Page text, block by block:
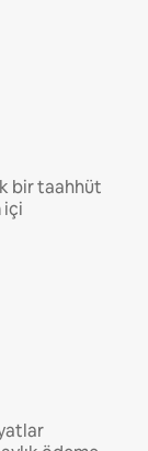
bir taahhüt
içi